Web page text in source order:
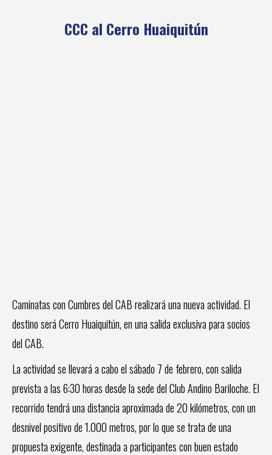
CCC al Cerro Huaiquitún
Caminatas con Cumbres del CAB realizará una nueva actividad. El
destino será Cerro Huaiquitún, en una salida exclusiva para socios
del CAB.
La actividad se llevará a cabo el sábado 7 de febrero, con salida
prevista a las 6:30 horas desde la sede del Club Andino Bariloche. El
recorrido tendrá una distancia aproximada de 20 kilómetros, con un
desnivel positivo de 1.000 metros, por lo que se trata de una
propuesta exigente, destinada a participantes con buen estado